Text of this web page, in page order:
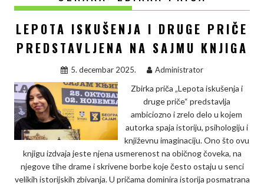
LEPOTA ISKUŠENJA I DRUGE PRIČE
PREDSTAVLJENA NA SAJMU KNJIGA
5. decembar 2025. Administrator
Zbirka priča „Lepota iskušenja i
druge priče“ predstavlja
ambiciozno i zrelo delo u kojem
autorka spaja istoriju, psihologiju i
književnu imaginaciju. Ono što ovu
knjigu izdvaja jeste njena usmerenost na običnog čoveka, na
njegove tihe drame i skrivene borbe koje često ostaju u senci
velikih istorijskih zbivanja. U pričama dominira istorija posmatrana